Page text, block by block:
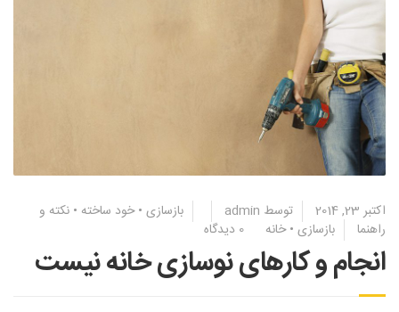
اکتبر 23, 2014 توسط admin بازسازی •خود ساخته • نکته و
راهنما
بازسازی •خانه 0 دیدگاه
انجام و کارهای نوسازی خانه نیست